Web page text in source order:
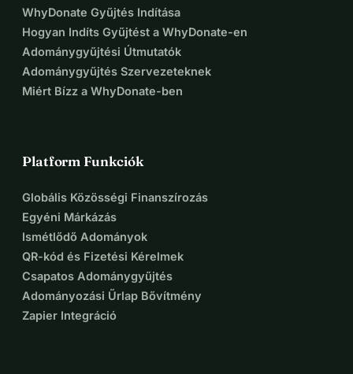
WhyDonate Gyűjtés Indítása
Hogyan Indíts Gyűjtést a WhyDonate-en
Adománygyűjtési Útmutatók
Adománygyűjtés Szervezeteknek
Miért Bízz a WhyDonate-ben
Platform Funkciók
Globális Közösségi Finanszírozás
Egyéni Márkázás
Ismétlődő Adományok
QR-kód és Fizetési Kérelmek
Csapatos Adománygyűjtés
Adományozási Űrlap Bővítmény
Zapier Integráció